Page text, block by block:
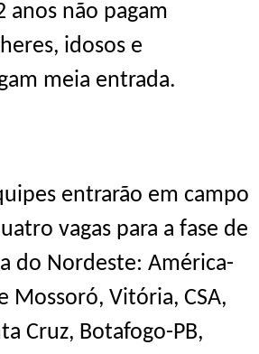
anos não pagam
idosos e
meia entrada.
entrarão em campo
vagas para a fase de
do Nordeste: América-
Mossoró, Vitória, CSA,
Cruz, Botafogo-PB,